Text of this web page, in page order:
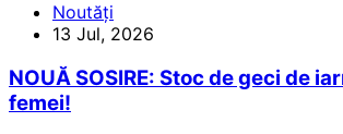
Noutăți
13 Jul, 2026
NOUĂ SOSIRE: Stoc de geci de
femei!